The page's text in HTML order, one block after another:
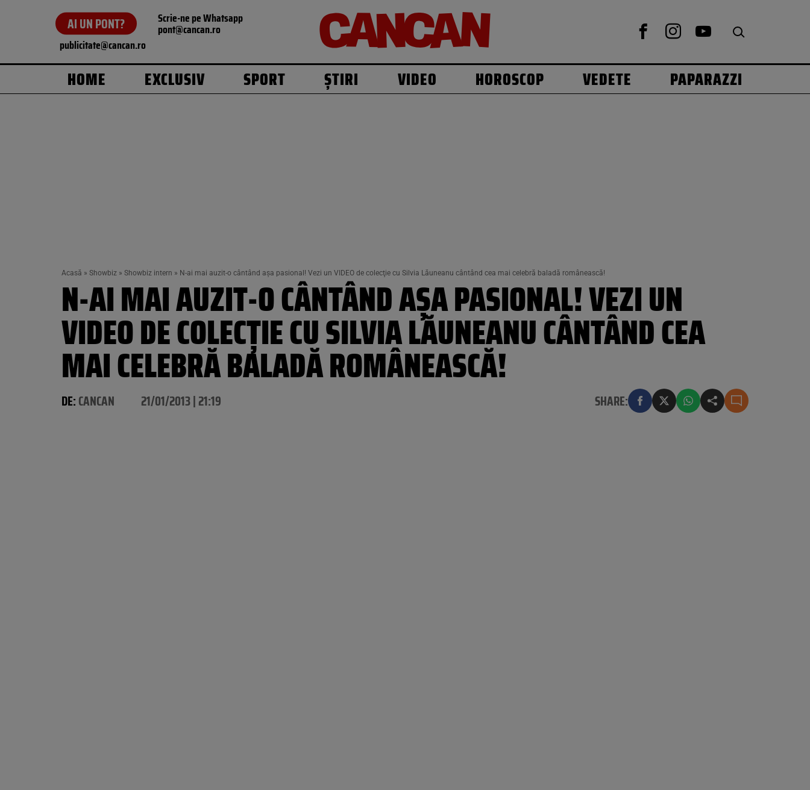
AI UN PONT? Scrie-ne pe Whatsapp
pont@cancan.ro
publicitate@cancan.ro
HOME EXCLUSIV SPORT ȘTIRI VIDEO HOROSCOP VEDETE PAPARAZZI
Acasă » Showbiz » Showbiz intern » N-ai mai auzit-o cântând aşa pasional! Vezi un VIDEO de colecţie cu Silvia Lăuneanu cântând cea mai celebră baladă românească!
N-AI MAI AUZIT-O CÂNTÂND AŞA PASIONAL! VEZI UN
VIDEO DE COLECŢIE CU SILVIA LĂUNEANU CÂNTÂND CEA
MAI CELEBRĂ BALADĂ ROMÂNEASCĂ!
DE:CANCAN 21/01/2013 | 21:19 SHARE: